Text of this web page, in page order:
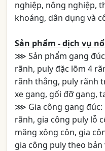
nghiệp, nông nghiệp,
khoáng, dân dụng và
Sản phẩm - dịch vụ
⋙ Sản phẩm gang
rãnh, puly đặc lõm 4
rãnh thẳng, puly rãnh
xe gang, gối đỡ gang,
⋙ Gia công gang đúc:
rãnh, gia công puly lỗ
măng xông côn, gia
gia công puly theo bản